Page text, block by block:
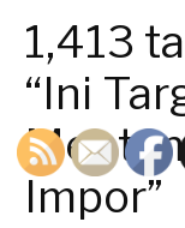
1,413
“Ini
Impor”